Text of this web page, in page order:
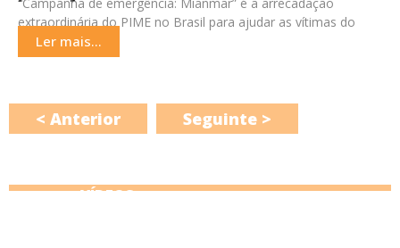
Mianmar
extraordinária do PIME no Brasil para ajudar as vítimas do
terremoto no Mianmar que foi atingido de
Ler mais...
< Anterior Seguinte >
VÍDEOS